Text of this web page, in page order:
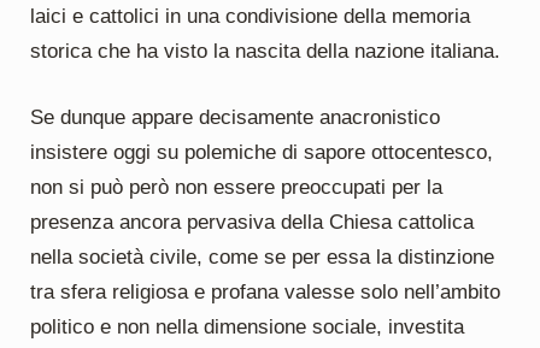
laici e cattolici in una condivisione della memoria
storica che ha visto la nascita della nazione italiana.
Se dunque appare decisamente anacronistico
insistere oggi su polemiche di sapore ottocentesco,
non si può però non essere preoccupati per la
presenza ancora pervasiva della Chiesa cattolica
nella società civile, come se per essa la distinzione
tra sfera religiosa e profana valesse solo nell’ambito
politico e non nella dimensione sociale, investita